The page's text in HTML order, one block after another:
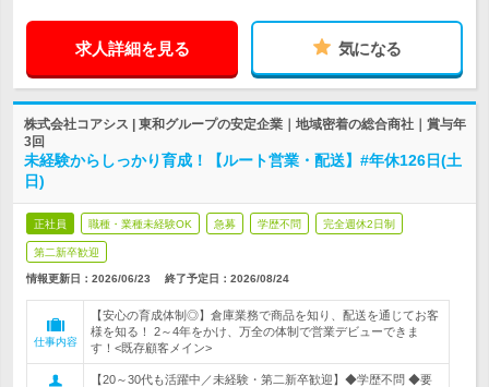
求人詳細を見る 気になる
株式会社コアシス | 東和グループの安定企業｜地域密着の総合商社｜賞与年
3回
未経験からしっかり育成！【ルート営業・配送】#年休126日(土
日)
正社員 職種・業種未経験OK 急募 学歴不問 完全週休2日制
第二新卒歓迎
情報更新日：2026/06/23 終了予定日： 2026/08/24
仕事内容
【安心の育成体制◎】倉庫業務で商品を知り、配送を通じてお客
様を知る！ 2～4年をかけ、万全の体制で営業デビューできま
す！<既存顧客メイン>
【20～30代も活躍中／未経験・第二新卒歓迎】◆学歴不問 ◆要